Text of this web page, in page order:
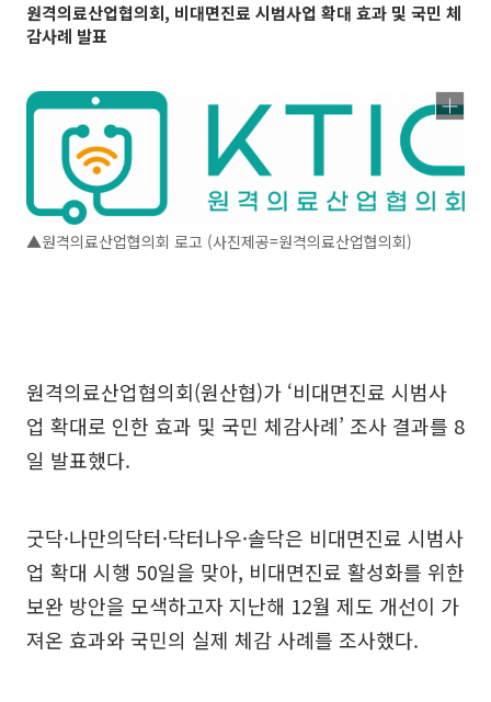
원격의료산업협의회, 비대면진료 시범사업 확대 효과 및 국민 체
감사례 발표
▲원격의료산업협의회 로고 (사진제공=원격의료산업협의회)
원격의료산업협의회(원산협)가 ‘비대면진료 시범사
업 확대로 인한 효과 및 국민 체감사례’ 조사 결과를 8
일 발표했다.
굿닥·나만의닥터·닥터나우·솔닥은 비대면진료 시범사
업 확대 시행 50일을 맞아, 비대면진료 활성화를 위한
보완 방안을 모색하고자 지난해 12월 제도 개선이 가
져온 효과와 국민의 실제 체감 사례를 조사했다.